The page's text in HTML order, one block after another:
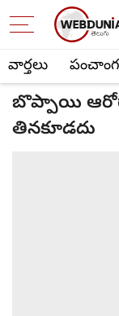
వార్తలు
బొప్పాయి
తినకూడదు